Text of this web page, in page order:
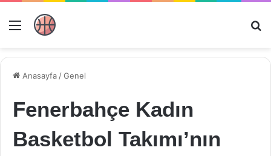
Menü
Anasayfa /Genel
Fenerbahçe Kadın
Basketbol Takımı’nın